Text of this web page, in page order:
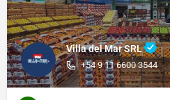
Villa del Mar SRL
+54 9 11 6600 3544